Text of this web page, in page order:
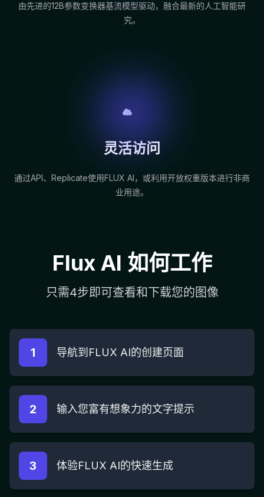
由先进的12B参数变换器基流模型驱动，融合最新的人工智能研
究。
灵活访问
通过API、Replicate使用FLUX AI，或利用开放权重版本进行非商
业用途。
Flux AI 如何工作
只需4步即可查看和下载您的图像
1 导航到FLUX AI的创建页面
2 输入您富有想象力的文字提示
3 体验FLUX AI的快速生成